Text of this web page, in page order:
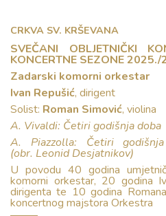
CRKVA SV. KRŠEVANA
SVEČANI OBLJETNIČKI
KONCERTNE SEZONE
Zadarski komorni orkestar
Ivan Repušić, dirigent
Solist: Roman Simović, violina
A. Vivaldi: Četiri godišnja doba
A. Piazzolla: Četiri
(obr. Leonid Desjatnikov)
U povodu 40 godina
komorni orkestar, 20 godina
dirigenta te 10 godina
koncertnog majstora Orkestra